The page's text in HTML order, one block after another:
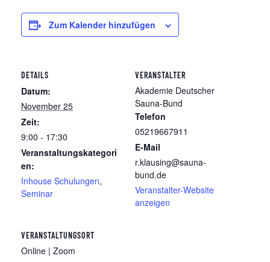
Zum Kalender hinzufügen
DETAILS
Datum:
November 25
Zeit:
9:00 - 17:30
Veranstaltungskategori
en:
Inhouse Schulungen,
Seminar
VERANSTALTER
Akademie Deutscher
Sauna-Bund
Telefon
05219667911
E-Mail
r.klausing@sauna-
bund.de
Veranstalter-Website
anzeigen
VERANSTALTUNGSORT
Online | Zoom